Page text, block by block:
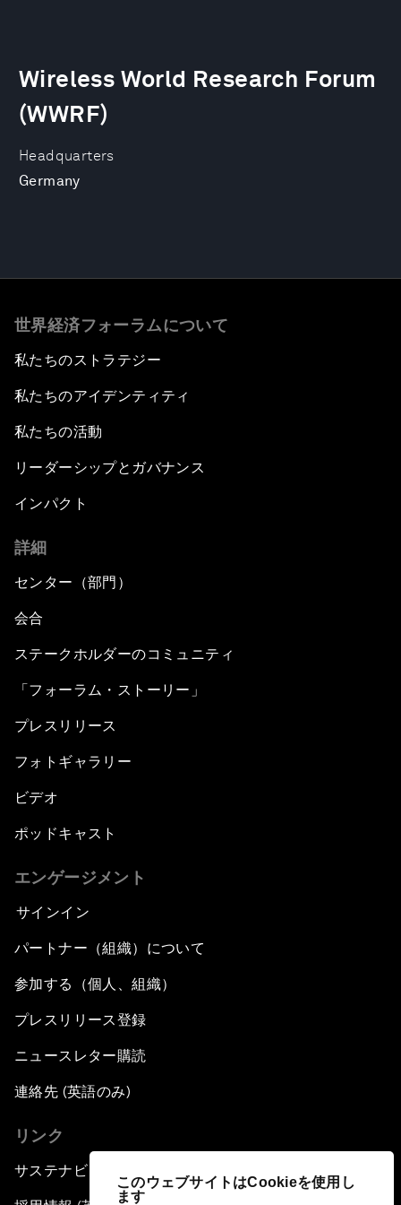
このウェブサイトはCookieを使用し
ます
Headquarters
Germany
Wireless World Research Forum
(WWRF)
世界経済フォーラムについて
私たちのストラテジー
私たちのアイデンティティ
私たちの活動
リーダーシップとガバナンス
インパクト
詳細
センター（部門）
会合
ステークホルダーのコミュニティ
「フォーラム・ストーリー」
プレスリリース
フォトギャラリー
ビデオ
ポッドキャスト
エンゲージメント
サインイン
パートナー（組織）について
参加する（個人、組織）
プレスリリース登録
ニュースレター購読
連絡先 (英語のみ)
リンク
サステナビリティへの取り組み